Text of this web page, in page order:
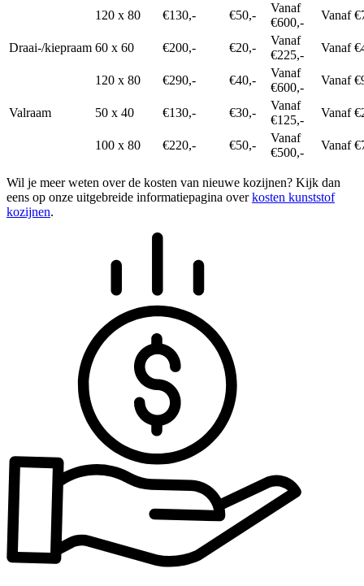
120 x 80 €130,- €50,-
Vanaf
€600,-
Vanaf
Draai-/kiepraam 60 x 60 €200,- €20,-
Vanaf
€225,-
Vanaf
120 x 80 €290,- €40,-
Vanaf
€600,-
Vanaf
Valraam 50 x 40 €130,- €30,-
Vanaf
€125,-
Vanaf
100 x 80 €220,- €50,-
Vanaf
€500,-
Vanaf
Wil je meer weten over de kosten van nieuwe kozijnen? Kijk dan
eens op onze uitgebreide informatiepagina overkosten kunststof
kozijnen.